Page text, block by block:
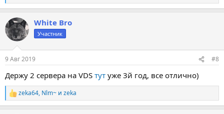
е
к
ц
и
White Bro
Участник
9 Авг 2019 #8
Держу 2 сервера на VDS тут уже 3й год, все отлично)
Р
е
zeka64, Nlm~ и zeka